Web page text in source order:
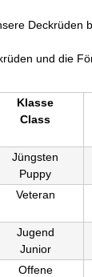
Deckrüden
und die
Klasse
Class
Jüngsten
Puppy
Veteran
Jugend
Junior
Offene